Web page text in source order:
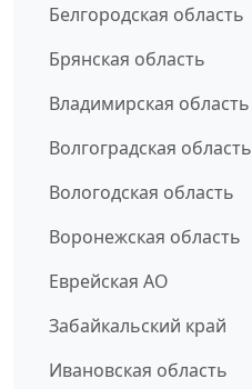
Белгородская область
Брянская область
Владимирская область
Волгоградская область
Вологодская область
Воронежская область
Еврейская АО
Забайкальский край
Ивановская область